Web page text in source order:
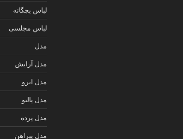
لباس بچگانه
لباس مجلسی
مدل
مدل آرایش
مدل ابرو
مدل پالتو
مدل پرده
مدل پیراهن